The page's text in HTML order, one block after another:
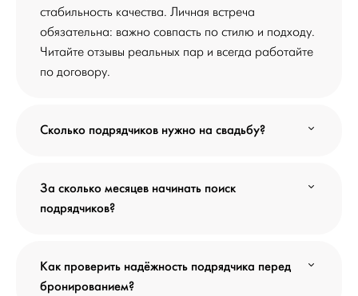
стабильность качества. Личная встреча
обязательна: важно совпасть по стилю и подходу.
Читайте отзывы реальных пар и всегда работайте
по договору.
Сколько подрядчиков нужно на свадьбу?
За сколько месяцев начинать поиск
подрядчиков?
Как проверить надёжность подрядчика перед
бронированием?